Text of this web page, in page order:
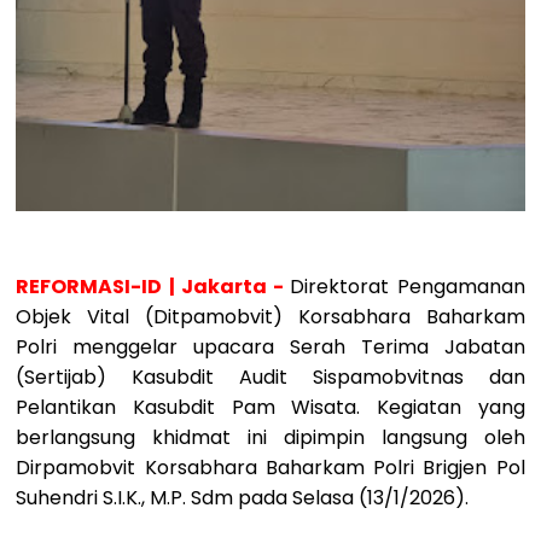
REFORMASI-ID | Jakarta - Direktorat Pengamanan
Objek Vital (Ditpamobvit) Korsabhara Baharkam
Polri menggelar upacara Serah Terima Jabatan
(Sertijab) Kasubdit Audit Sispamobvitnas dan
Pelantikan Kasubdit Pam Wisata. Kegiatan yang
berlangsung khidmat ini dipimpin langsung oleh
Dirpamobvit Korsabhara Baharkam Polri Brigjen Pol
Suhendri S.I.K., M.P. Sdm pada Selasa (13/1/2026).